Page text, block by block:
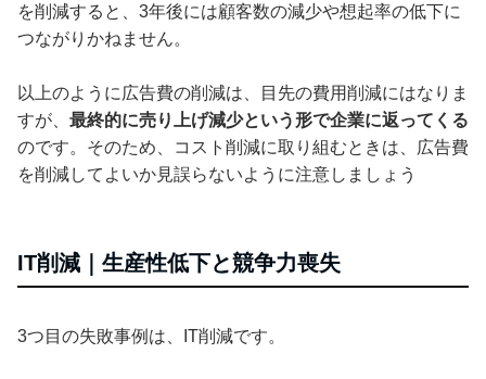
を削減すると、3年後には顧客数の減少や想起率の低下に
つながりかねません。
以上のように広告費の削減は、目先の費用削減にはなりま
すが、 最終的に売り上げ減少という形で企業に返ってくる
のです。そのため、コスト削減に取り組むときは、広告費
を削減してよいか見誤らないように注意しましょう
IT削減｜生産性低下と競争力喪失
3つ目の失敗事例は、IT削減です。